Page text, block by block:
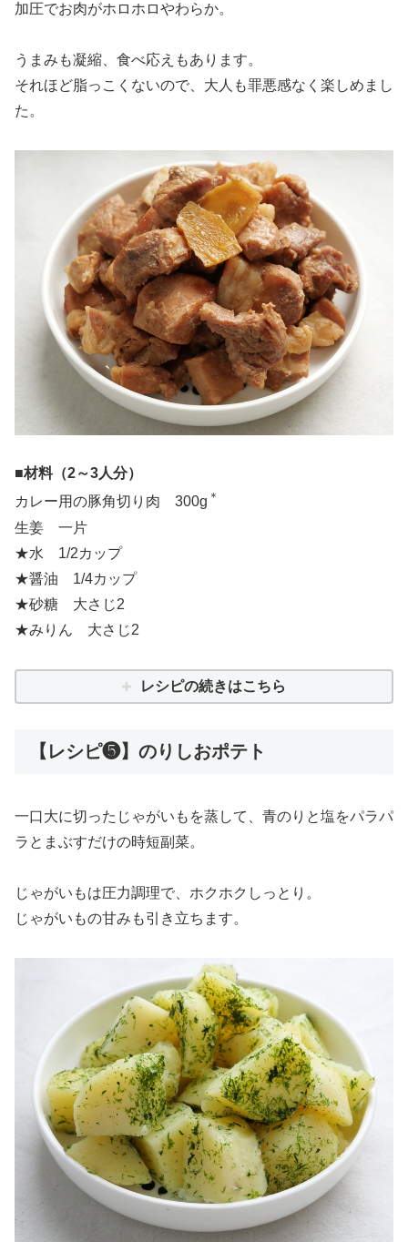
加圧でお肉がホロホロやわらか。
うまみも凝縮、食べ応えもあります。
それほど脂っこくないので、大人も罪悪感なく楽しめまし
た。
■材料（2～3人分）
カレー用の豚角切り肉 300g ＊
生姜 一片
★水 1/2カップ
★醤油 1/4カップ
★砂糖 大さじ2
★みりん 大さじ2
レシピの続きはこちら
【レシピ❺】のりしおポテト
一口大に切ったじゃがいもを蒸して、青のりと塩をパラパ
ラとまぶすだけの時短副菜。
じゃがいもは圧力調理で、ホクホクしっとり。
じゃがいもの甘みも引き立ちます。